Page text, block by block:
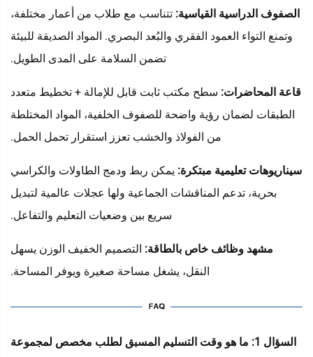
الصفوف الدراسية القياسية: تتناسب مع طلاب من أعمار مختلفة،
وتمنع التواء العمود الفقري والبُعد البصري. المواد الصديقة للبيئة
تضمن السلامة على المدى الطويل.
قاعة المحاضرات: سطح مكتب ثابت قابل للإمالة + تخطيط متعدد
الطبقات لضمان رؤية واضحة للصفوف الخلفية، المواد المختلطة
من الفولاذ والخشب تعزز استقرار تحمل الحمل.
سيناريوهات تعليمية مبتكرة: يمكن ربط ودمج الطاولات والكراسي
بحرية، تدعم المناقشات الجماعية ولها عجلات عالمية لتبديل
سريع بين وضعيات التعليم والتفاعل.
مشهد وظائف خاص بالطاقة: التصميم الخفيف الوزن يسهل
النقل، يشغل مساحة صغيرة ويوفر المساحة.
السؤال 1: ما هو وقت التسليم المسبق لطلب مخصص لمجموعة